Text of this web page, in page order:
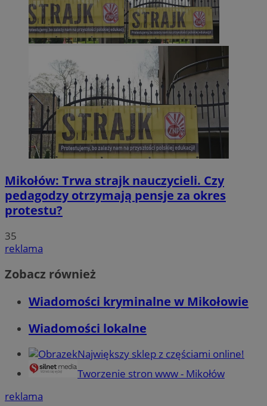
Mikołów: Trwa strajk nauczycieli. Czy
pedagodzy otrzymają pensje za okres
protestu?
35
reklama
Zobacz również
Wiadomości kryminalne w Mikołowie
Wiadomości lokalne
Największy sklep z częściami online!
Tworzenie stron www - Mikołów
reklama